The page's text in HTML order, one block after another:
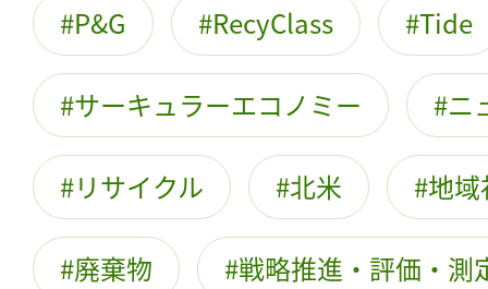
P&G RecyClass Tide
サーキュラーエコノミー ニ
リサイクル 北米 地
廃棄物 戦略推進・評価・測